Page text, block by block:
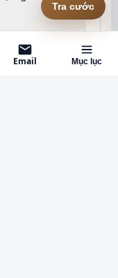
Email Mục lục
Tra cước